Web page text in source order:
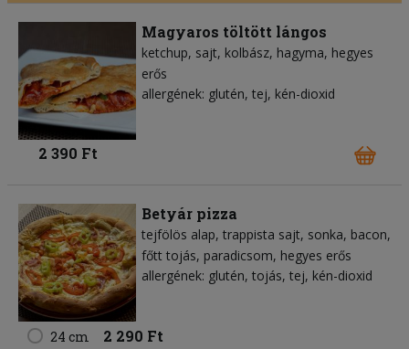
Magyaros töltött lángos
ketchup sajt kolbász hagyma hegyes
erős
allergének: glutén, tej, kén-dioxid
2 390 Ft
Betyár pizza
tejfölös alap trappista sajt sonka bacon
főtt tojás paradicsom hegyes erős
allergének: glutén, tojás, tej, kén-dioxid
24 cm 2 290 Ft